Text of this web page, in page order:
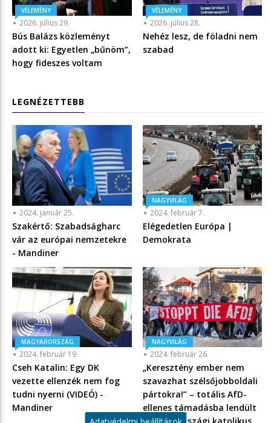
VÉLEMÉNY
2026. július 29.
Bús Balázs közleményt
adott ki: Egyetlen „bűnöm”,
hogy fideszes voltam
VÉLEMÉNY
2026. július 28.
Nehéz lesz, de föladni nem
szabad
LEGNÉZETTEBB
2024. január 25.
Szakértő: Szabadságharc
vár az európai nemzetekre
- Mandiner
NAGYVILÁG
2024. február 7.
Elégedetlen Európa |
Demokrata
MAGYARORSZÁG
2024. február 19.
Cseh Katalin: Egy DK
vezette ellenzék nem fog
tudni nyerni (VIDEÓ) -
Mandiner
NAGYVILÁG
2024. február 26.
„Keresztény ember nem
szavazhat szélsőjobboldali
pártokra!” – totális AfD-
ellenes támadásba lendült